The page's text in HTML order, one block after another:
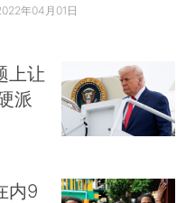
年04月01日
上让
派
内9